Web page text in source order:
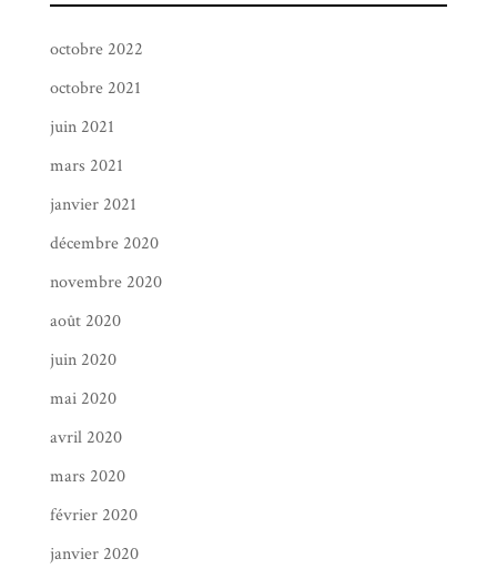
octobre 2022
octobre 2021
juin 2021
mars 2021
janvier 2021
décembre 2020
novembre 2020
août 2020
juin 2020
mai 2020
avril 2020
mars 2020
février 2020
janvier 2020